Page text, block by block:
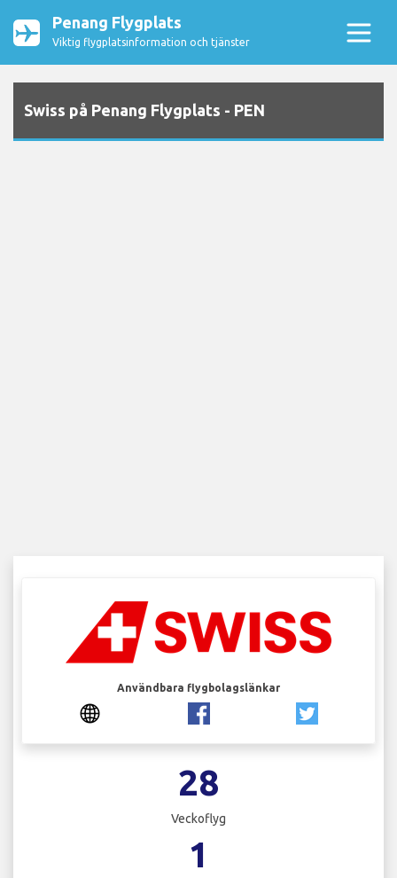
Penang Flygplats
Viktig flygplatsinformation och tjänster
Swiss på Penang Flygplats - PEN
Användbara flygbolagslänkar
28
Veckoflyg
1